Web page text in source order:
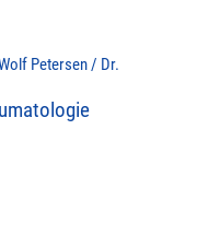
Petersen / Dr.